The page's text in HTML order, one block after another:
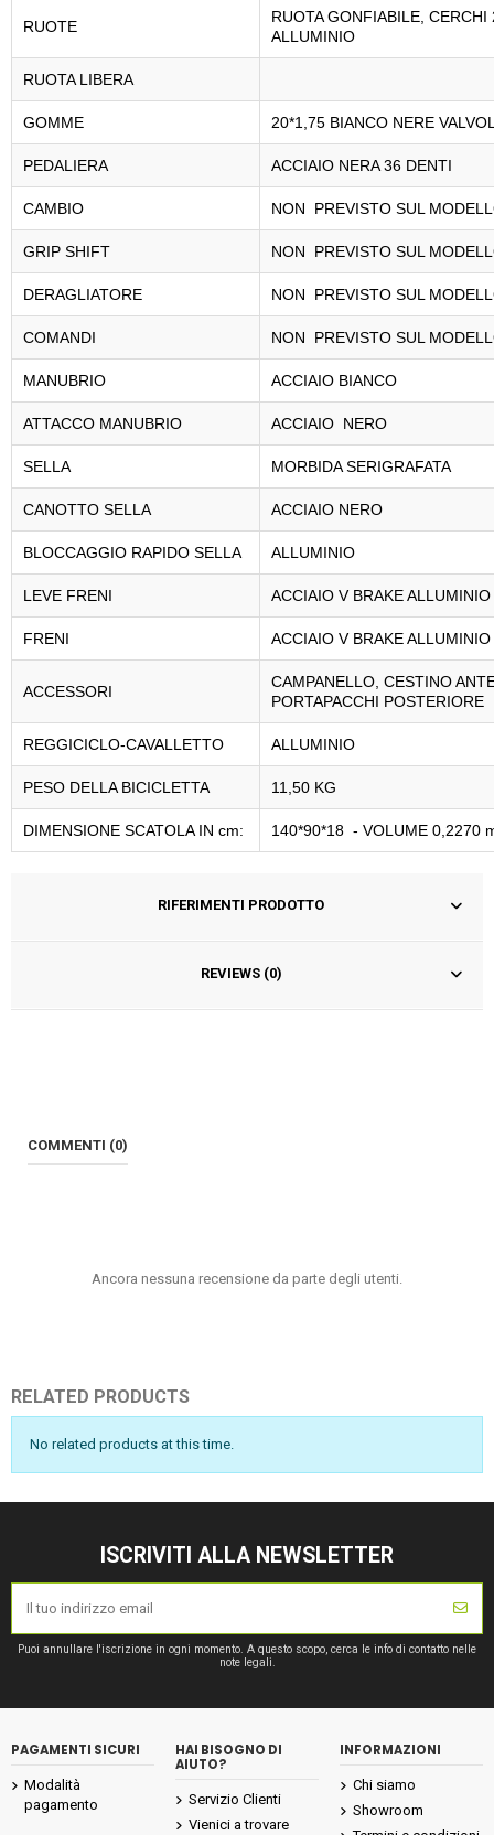
RUOTE
RUOTA GONFIABILE,
ALLUMINIO
RUOTA LIBERA
GOMME 20*1,75 BIANCO NERE
PEDALIERA ACCIAIO NERA 36 DENTI
CAMBIO NON PREVISTO SUL
GRIP SHIFT NON PREVISTO SUL
DERAGLIATORE NON PREVISTO SUL
COMANDI NON PREVISTO SUL
MANUBRIO ACCIAIO BIANCO
ATTACCO MANUBRIO ACCIAIO NERO
SELLA MORBIDA SERIGRAFATA
CANOTTO SELLA ACCIAIO NERO
BLOCCAGGIO RAPIDO SELLA ALLUMINIO
LEVE FRENI ACCIAIO V BRAKE ALLUMINIO
FRENI ACCIAIO V BRAKE
ACCESSORI
CAMPANELLO, CESTINO
PORTAPACCHI POSTERIORE
REGGICICLO-CAVALLETTO ALLUMINIO
PESO DELLA BICICLETTA 11,50 KG
DIMENSIONE SCATOLA IN cm: 140*90*18 - VOLUME 0,2270
RIFERIMENTI PRODOTTO
REVIEWS (0)
COMMENTI (0)
Ancora nessuna recensione da parte degli utenti.
RELATED PRODUCTS
No related products at this time.
ISCRIVITI ALLA NEWSLETTER
Puoi annullare l'iscrizione in ogni momento. A questo scopo, cerca le info di contatto nelle
note legali.
PAGAMENTI SICURI
Modalità
pagamento
HAI BISOGNO DI
AIUTO?
Servizio Clienti
Vienici a trovare
INFORMAZIONI
Chi siamo
Showroom